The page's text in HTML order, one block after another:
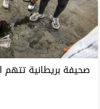
صحيفة بريطانية تتهم